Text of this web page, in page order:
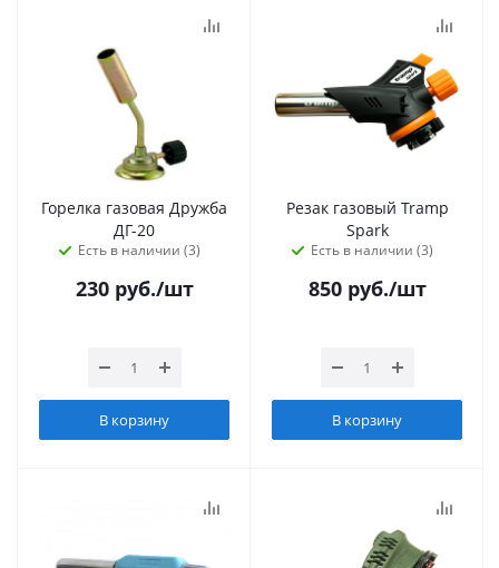
Горелка газовая Дружба
ДГ-20
Есть в наличии (3)
230руб./шт
В корзину
Резак газовый Tramp
Spark
Есть в наличии (3)
850руб./шт
В корзину